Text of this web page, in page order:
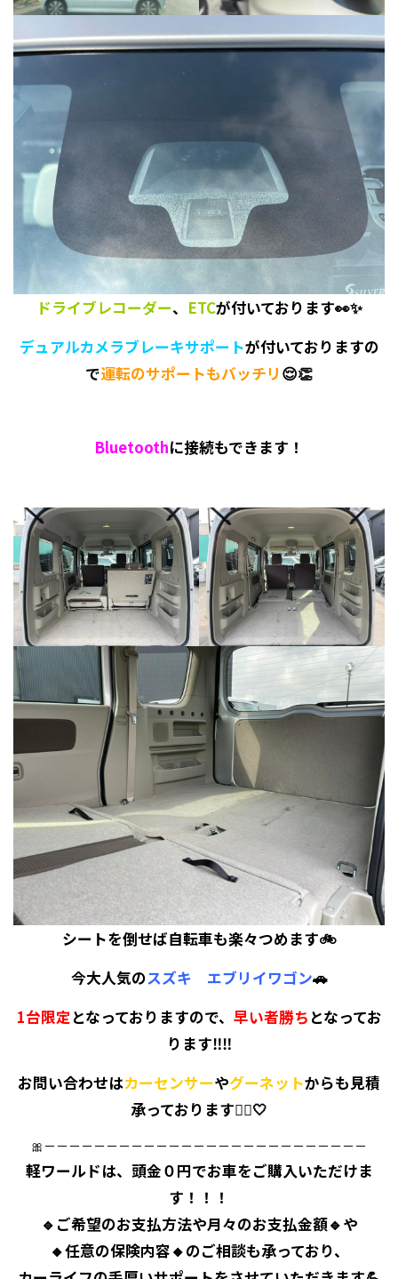
ドライブレコーダー、 ETCが付いております👀✨
デュアルカメラブレーキサポートが付いておりますの
で運転のサポートもバッチリ 😌👏
Bluetoothに接続もできます！
シートを倒せば自転車も楽々つめます🚲
今大人気のスズキ エブリイワゴン🚗
1台限定となっておりますので、 早い者勝ち となってお
ります‼️‼️
お問い合わせはカーセンサーやグーネットからも見積
承っております💁‍♀️🤍
🎀－－－－－－－－－－－－－－－－－－－－－－－－－－
⁡軽ワールドは、頭金０円でお車をご購入いただけま
す！！！
⁡🔹ご希望のお支払方法や月々のお支払金額🔹や
⁡🔸任意の保険内容🔸のご相談も承っており、